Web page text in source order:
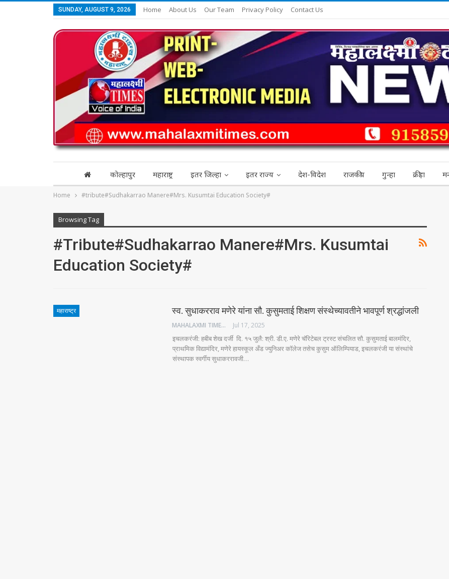
SUNDAY, AUGUST 9, 2026 Home About Us Our Team Privacy Policy Contact Us
कोल्हापुर महाराष्ट्र इतर जिल्हा इतर राज्य देश-विदेश राजकीय गुन्हा क्रीड़ा
Home #tribute#Sudhakarrao Manere#Mrs. Kusumtai Education Society#
Browsing Tag
#tribute#Sudhakarrao Manere#Mrs. Kusumtai
Education Society#
महाराष्ट्र स्व. सुधाकरराव मणेरे यांना सौ. कुसुमताई शिक्षण संस्थेच्यावतीने भावपूर्ण श्रद्धांजली
MAHALAXMI TIMES Jul 17, 2025
इचलकरंजी: हबीब शेख दर्जी दि. १५ जुलै: श्री. डी.ए. मणेरे चॅरिटेबल ट्रस्ट संचलित सौ. कुसुमताई बालमंदिर,
प्राथमिक विद्यामंदिर, मणेरे हायस्कूल अँड ज्युनिअर कॉलेज तसेच कुसुम ऑलिम्पियाड, इचलकरंजी या संस्थांचे
संस्थापक स्वर्गीय सुधाकररावजी…